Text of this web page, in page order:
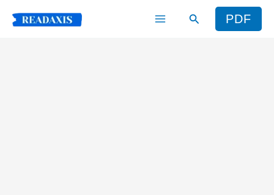
Search PDF